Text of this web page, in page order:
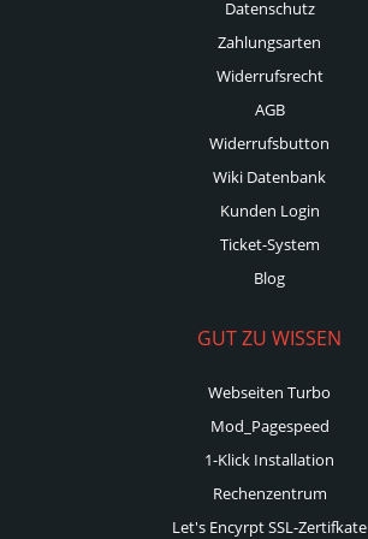
Datenschutz
Zahlungsarten
Widerrufsrecht
AGB
Widerrufsbutton
Wiki Datenbank
Kunden Login
Ticket-System
Blog
GUT ZU WISSEN
Webseiten Turbo
Mod_Pagespeed
1-Klick Installation
Rechenzentrum
Let's Encyrpt SSL-Zertifkate